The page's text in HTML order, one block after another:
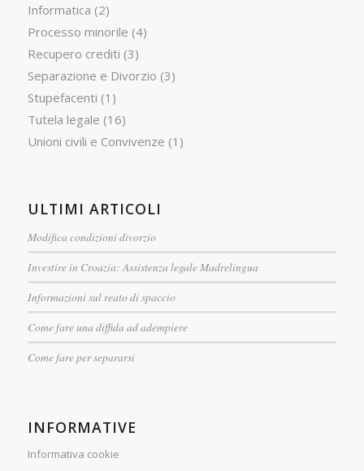
Informatica (2)
Processo minorile (4)
Recupero crediti (3)
Separazione e Divorzio (3)
Stupefacenti (1)
Tutela legale (16)
Unioni civili e Convivenze (1)
ULTIMI ARTICOLI
Modifica condizioni divorzio
Investire in Croazia: Assistenza legale Madrelingua
Informazioni sul reato di spaccio
Come fare una diffida ad adempiere
Come fare per separarsi
INFORMATIVE
Informativa cookie